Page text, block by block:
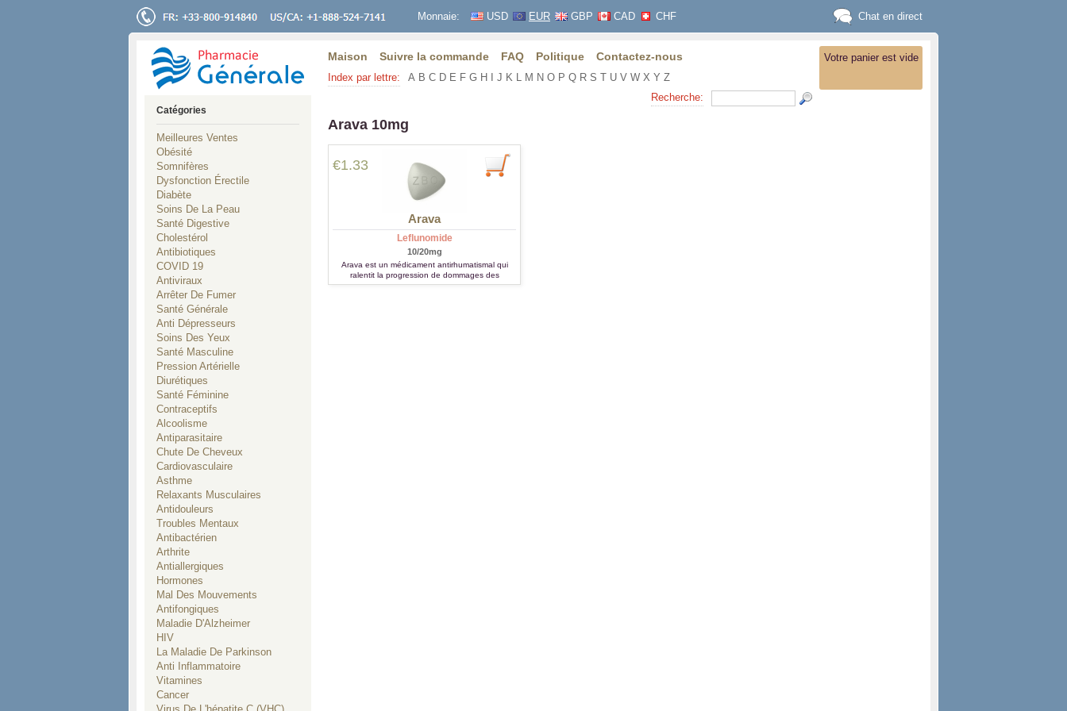
Monnaie: USD EUR GBP CAD CHF Chat en direct
Votre panier est vide
Maison Suivre la commande FAQ Politique Contactez-nous
Index par lettre: A B C D E F G H J K L M N O P Q R S T U V W X Y Z
Recherche:
Arava 10mg
€1.33
Arava
Leflunomide
10/20mg
Arava est un médicament antirhumatismal qui
ralentit la progression de dommages des
articulations causés par l'arthrite rhumatoïde.
Catégories
Meilleures Ventes
Obésité
Somnifères
Dysfonction Érectile
Diabète
Soins De La Peau
Santé Digestive
Cholestérol
Antibiotiques
COVID 19
Antiviraux
Arrêter De Fumer
Santé Générale
Anti Dépresseurs
Soins Des Yeux
Santé Masculine
Pression Artérielle
Diurétiques
Santé Féminine
Contraceptifs
Alcoolisme
Antiparasitaire
Chute De Cheveux
Cardiovasculaire
Asthme
Relaxants Musculaires
Antidouleurs
Troubles Mentaux
Antibactérien
Arthrite
Antiallergiques
Hormones
Mal Des Mouvements
Antifongiques
Maladie D'Alzheimer
HIV
La Maladie De Parkinson
Anti Inflammatoire
Vitamines
Cancer